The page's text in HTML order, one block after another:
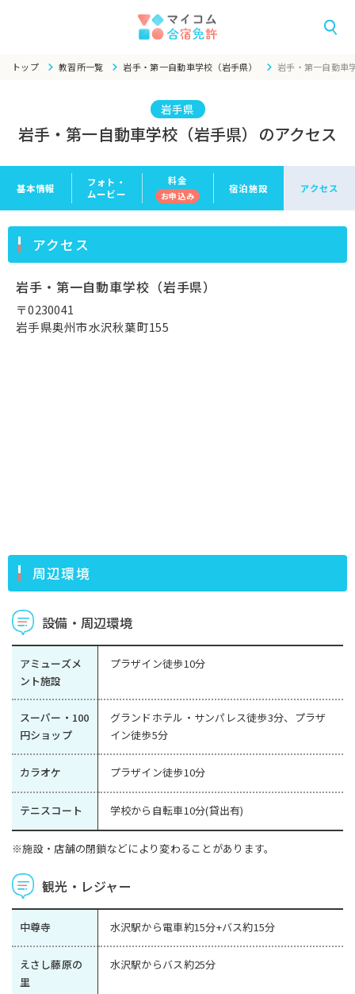
トップ 教習所一覧 岩手・第一自動車学校（岩手県） 岩手・第一自動車
岩手県
岩手・第一自動車学校（岩手県）のアクセス
基本情報
フォト・
ムービー
料金
お申込み
宿泊施設 アクセス
アクセス
岩手・第一自動車学校（岩手県）
〒0230041
岩手県奥州市水沢秋葉町155
周辺環境
設備・周辺環境
アミューズメ
ント施設
プラザイン徒歩10分
スーパー・100
円ショップ
グランドホテル・サンパレス徒歩3分、プラザ
イン徒歩5分
カラオケ プラザイン徒歩10分
テニスコート 学校から自転車10分(貸出有)
※施設・店舗の閉鎖などにより変わることがあります。
観光・レジャー
中尊寺 水沢駅から電車約15分+バス約15分
えさし藤原の
里
水沢駅からバス約25分